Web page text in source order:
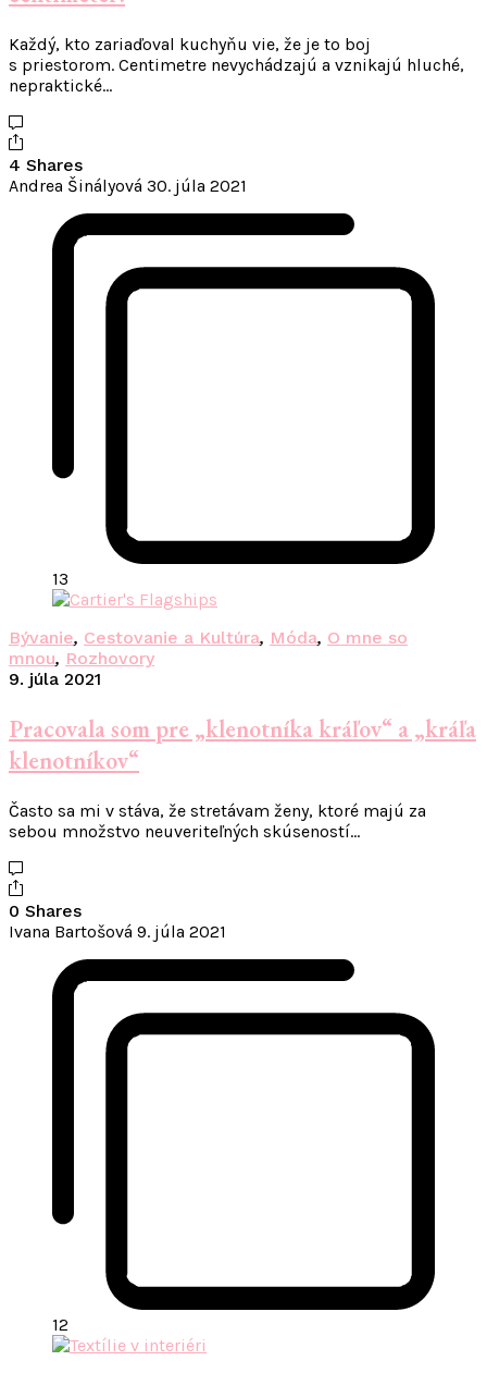
Každý, kto zariaďoval kuchyňu vie, že je to boj
s priestorom. Centimetre nevychádzajú a vznikajú hluché,
nepraktické…
4 Shares
Andrea Šinályová 30. júla 2021
13
Bývanie, Cestovanie a Kultúra, Móda, O mne so
mnou, Rozhovory
9. júla 2021
Pracovala som pre „klenotníka kráľov“ a „kráľa
klenotníkov“
Často sa mi v stáva, že stretávam ženy, ktoré majú za
sebou množstvo neuveriteľných skúseností…
0 Shares
Ivana Bartošová 9. júla 2021
12